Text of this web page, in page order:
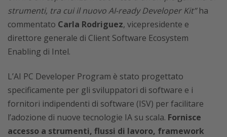
strumenti, tra cui il nuovo AI-ready Developer Kit”ha
commentato Carla Rodriguez, vicepresidente e
direttore generale di Client Software Ecosystem
Enabling di Intel.
L’AI PC Developer Program è stato progettato
specificamente per gli sviluppatori di software e i
fornitori indipendenti di software (ISV) per facilitare
l’adozione di nuove tecnologie IA su scala. Fornisce
accesso a strumenti, flussi di lavoro, framework